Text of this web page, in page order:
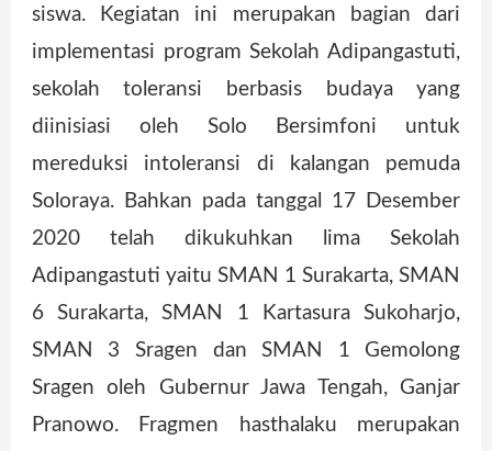
siswa. Kegiatan ini merupakan bagian dari
implementasi program Sekolah Adipangastuti,
sekolah toleransi berbasis budaya yang
diinisiasi oleh Solo Bersimfoni untuk
mereduksi intoleransi di kalangan pemuda
Soloraya. Bahkan pada tanggal 17 Desember
2020 telah dikukuhkan lima Sekolah
Adipangastuti yaitu SMAN 1 Surakarta, SMAN
6 Surakarta, SMAN 1 Kartasura Sukoharjo,
SMAN 3 Sragen dan SMAN 1 Gemolong
Sragen oleh Gubernur Jawa Tengah, Ganjar
Pranowo. Fragmen hasthalaku merupakan